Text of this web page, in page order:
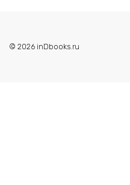
© 2026 inDbooks.ru